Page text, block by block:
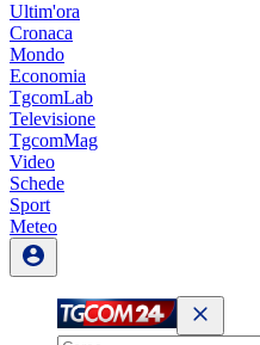
Ultim'ora
Cronaca
Mondo
Economia
TgcomLab
Televisione
TgcomMag
Video
Schede
Sport
Meteo